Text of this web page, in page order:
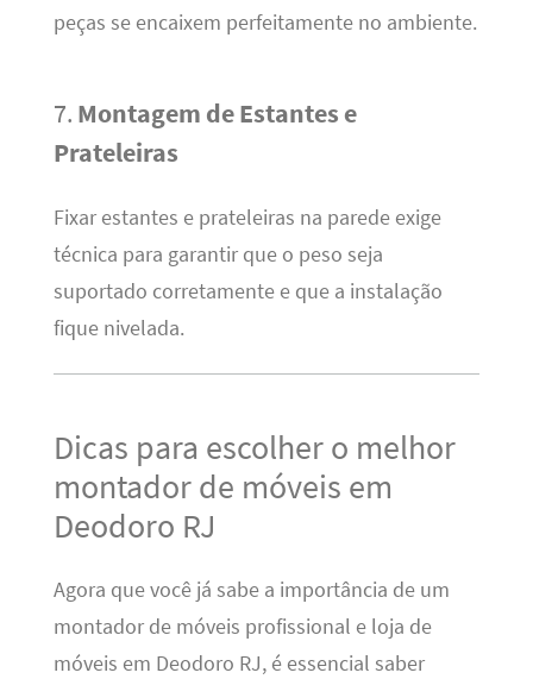
peças se encaixem perfeitamente no ambiente.
7. Montagem de Estantes e
Prateleiras
Fixar estantes e prateleiras na parede exige
técnica para garantir que o peso seja
suportado corretamente e que a instalação
fique nivelada.
Dicas para escolher o melhor
montador de móveis em
Deodoro RJ
Agora que você já sabe a importância de um
montador de móveis profissional e loja de
móveis em Deodoro RJ, é essencial saber